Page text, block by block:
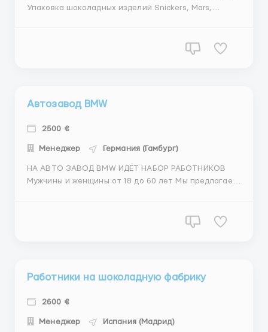
Упаковка шоколадных изделий Snickers, Mars,
Знание русского языка Наличие водительских прав
Автозавод BMW
2500 €
Менеджер Германия (Гамбург)
НА АВТО ЗАВОД BMW ИДЁТ НАБОР РАБОТНИКОВ
Мужчины и женщины от 18 до 60 лет Мы предлагаем:
-медицинская страховка -бесплатное проживание
Работники на шоколадную фабрику
2600 €
Менеджер Испания (Мадрид)